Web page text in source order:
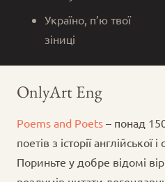
Україно, п’ю твої
зіниці
OnlyArt Eng
Poems and Poets – понад
поетів з історії англійської і
Пориньте у добре відомі